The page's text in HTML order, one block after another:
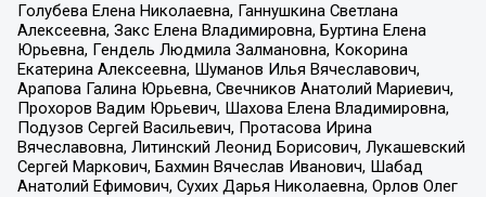
Голубева Елена Николаевна, Ганнушкина Светлана
Алексеевна, Закс Елена Владимировна, Буртина Елена
Юрьевна, Гендель Людмила Залмановна, Кокорина
Екатерина Алексеевна, Шуманов Илья Вячеславович,
Арапова Галина Юрьевна, Свечников Анатолий Мариевич,
Прохоров Вадим Юрьевич, Шахова Елена Владимировна,
Подузов Сергей Васильевич, Протасова Ирина
Вячеславовна, Литинский Леонид Борисович, Лукашевский
Сергей Маркович, Бахмин Вячеслав Иванович, Шабад
Анатолий Ефимович, Сухих Дарья Николаевна, Орлов Олег